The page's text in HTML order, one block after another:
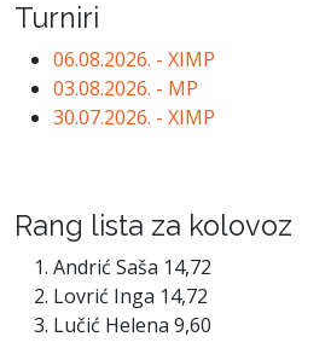
Turniri
06.08.2026. - XIMP
03.08.2026. - MP
30.07.2026. - XIMP
Rang lista za kolovoz
Andrić Saša 14,72
Lovrić Inga 14,72
Lučić Helena 9,60